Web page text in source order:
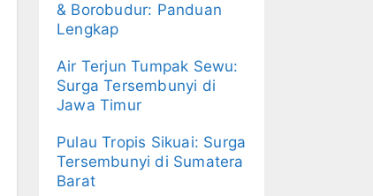
& Borobudur: Panduan
Lengkap
Air Terjun Tumpak Sewu:
Surga Tersembunyi di
Jawa Timur
Pulau Tropis Sikuai: Surga
Tersembunyi di Sumatera
Barat